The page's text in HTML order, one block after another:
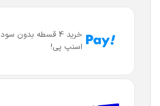
خرید 4 قسطه
اسنپ پی!